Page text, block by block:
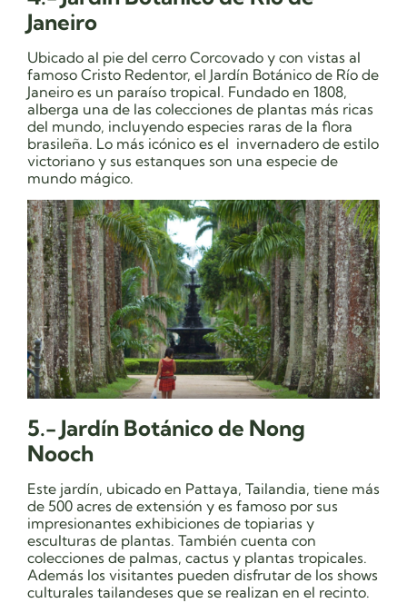
Janeiro
Ubicado al pie del cerro Corcovado y con vistas al
famoso Cristo Redentor, el Jardín Botánico de Río de
Janeiro es un paraíso tropical. Fundado en 1808,
alberga una de las colecciones de plantas más ricas
del mundo, incluyendo especies raras de la flora
brasileña. Lo más icónico es el invernadero de estilo
victoriano y sus estanques son una especie de
mundo mágico.
5.- Jardín Botánico de Nong
Nooch
Este jardín, ubicado en Pattaya, Tailandia, tiene más
de 500 acres de extensión y es famoso por sus
impresionantes exhibiciones de topiarias y
esculturas de plantas. También cuenta con
colecciones de palmas, cactus y plantas tropicales.
Además los visitantes pueden disfrutar de los shows
culturales tailandeses que se realizan en el recinto.